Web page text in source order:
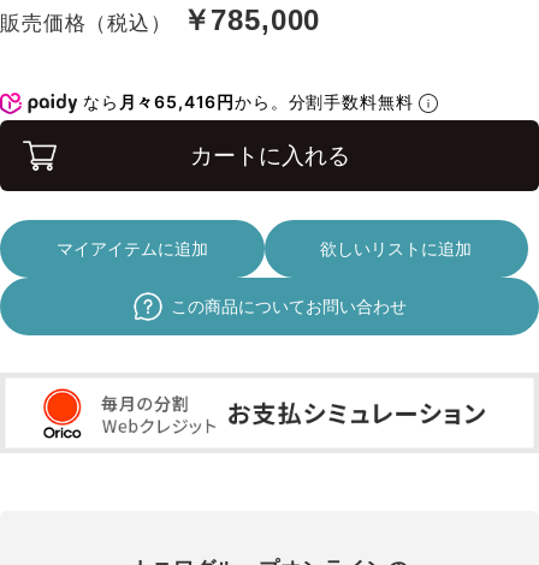
販売価格（税込） ￥785,000
なら 月々65,416円から。分割手数料無料
カートに入れる
マイアイテムに追加 欲しいリストに追加
この商品についてお問い合わせ